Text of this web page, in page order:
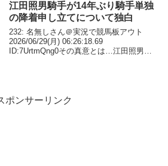
江田照男騎手が14年ぶり騎手単独
の降着申し立てについて独白
232: 名無しさん＠実況で競馬板アウト
2026/06/29(月) 06:26:18.69
ID:7UrtmQng0その真意とは…江田照男騎
ポンサーリンク